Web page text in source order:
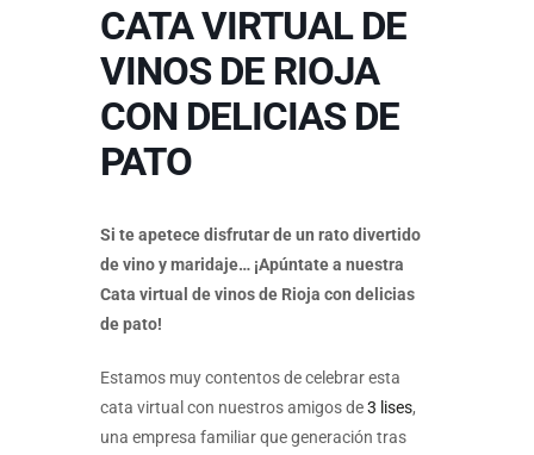
CATA VIRTUAL DE
VINOS DE RIOJA
CON DELICIAS DE
PATO
Si te apetece disfrutar de un rato divertido
de vino y maridaje… ¡Apúntate a nuestra
Cata virtual de vinos de Rioja con delicias
de pato!
Estamos muy contentos de celebrar esta
cata virtual con nuestros amigos de3 lises,
una empresa familiar que generación tras